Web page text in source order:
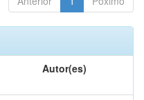
Autor(es)